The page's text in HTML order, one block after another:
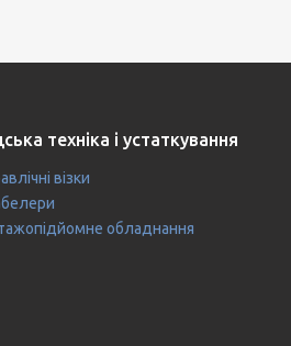
техніка і устаткування
візки
обладнання